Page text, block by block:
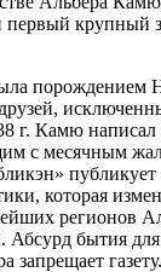
первый
порождением
г. Камю
с месячным
которая
регионов
Абсурд бытия
запрещает газету.